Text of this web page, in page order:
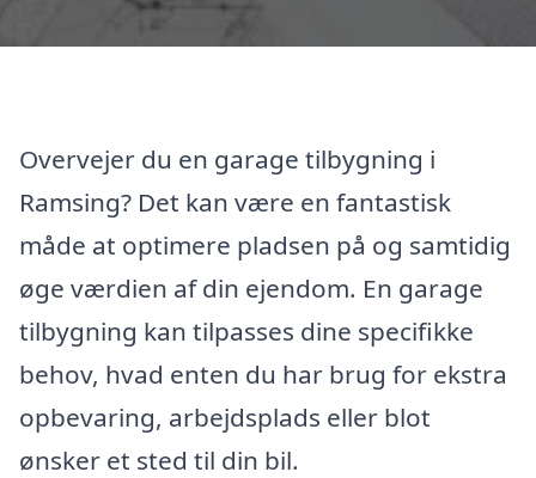
Overvejer du en garage tilbygning i
Ramsing? Det kan være en fantastisk
måde at optimere pladsen på og samtidig
øge værdien af din ejendom. En garage
tilbygning kan tilpasses dine specifikke
behov, hvad enten du har brug for ekstra
opbevaring, arbejdsplads eller blot
ønsker et sted til din bil.